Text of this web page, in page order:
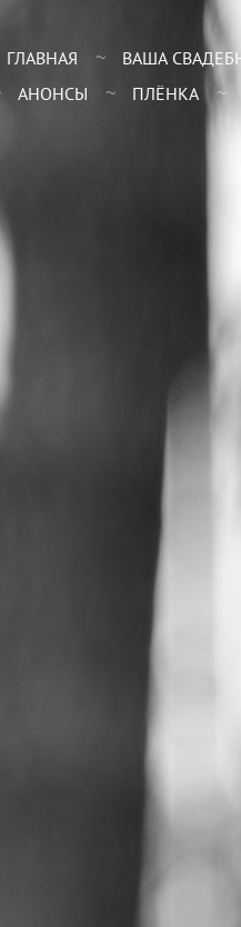
ГЛАВНАЯ ВАША
АНОНСЫ ПЛЁНКА